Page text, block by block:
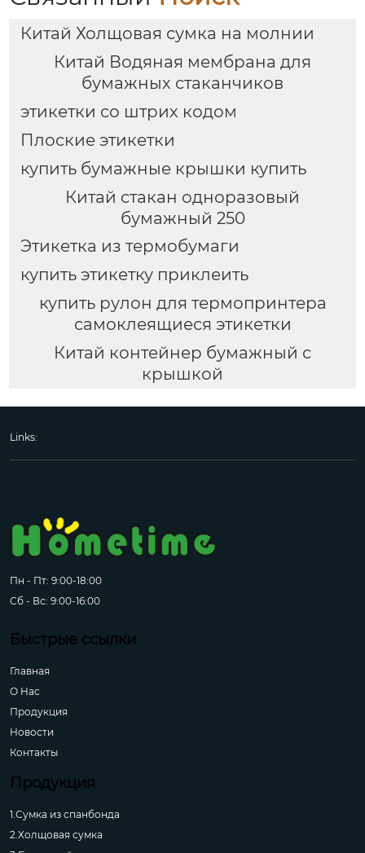
Китай Холщовая сумка на молнии
Китай Водяная мембрана для
бумажных стаканчиков
этикетки со штрих кодом
Плоские этикетки
купить бумажные крышки купить
Китай стакан одноразовый
бумажный 250
Этикетка из термобумаги
купить этикетку приклеить
купить рулон для термопринтера
самоклеящиеся этикетки
Китай контейнер бумажный с
крышкой
Links:
Пн - Пт: 9:00-18:00
Сб - Вс: 9:00-16:00
Быстрые ссылки
Главная
О Hас
Продукция
Новости
Контакты
Продукция
1.Сумка из спанбонда
2.Холщовая сумка